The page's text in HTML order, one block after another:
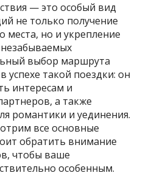
— это особый вид
не только получение
места, но и укрепление
выбор маршрута
успехе такой поездки: он
интересам и
а также
романтики и уединения.
все основные
обратить внимание
чтобы ваше
особенным.